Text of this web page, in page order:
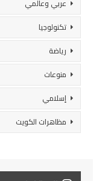
عربي وعالمي
تكنولوجيا
رياضة
منوعات
إسلامي
مظاهرات الكويت